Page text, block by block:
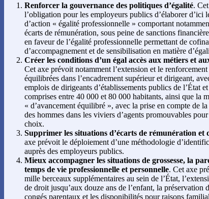
Renforcer la gouvernance des politiques d’égalité.
l’obligation pour les employeurs publics d’élaborer d’ici
d’action « égalité professionnelle » comportant
écarts de rémunération, sous peine de sanctions
en faveur de l’égalité professionnelle permettant de
d’accompagnement et de sensibilisation en matière
Créer les conditions d’un égal accès aux métiers et
Cet axe prévoit notamment l’extension et le
équilibrées dans l’encadrement supérieur et dirigeant,
emplois de dirigeants d’établissements publics de l’État
comprises entre 40 000 et 80 000 habitants, ainsi que la
« d’avancement équilibré », avec la prise en compte de
des hommes dans les viviers d’agents promouvables
choix.
Supprimer les situations d’écarts de rémunération et
axe prévoit le déploiement d’une méthodologie
auprès des employeurs publics.
Mieux accompagner les situations de grossesse, la
temps de vie professionnelle et personnelle. Cet axe
mille berceaux supplémentaires au sein de l’État,
de droit jusqu’aux douze ans de l’enfant, la préservation
congés parentaux et les disponibilités pour raisons